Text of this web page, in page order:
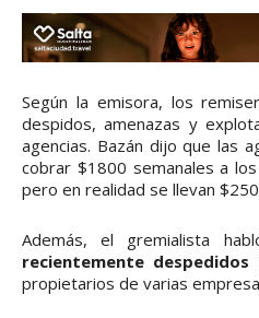
Según la emisora, los
despidos, amenazas y
agencias. Bazán dijo que las
cobrar $1800 semanales a
pero en realidad se llevan
Además, el gremialista
recientemente despedidos
propietarios de varias